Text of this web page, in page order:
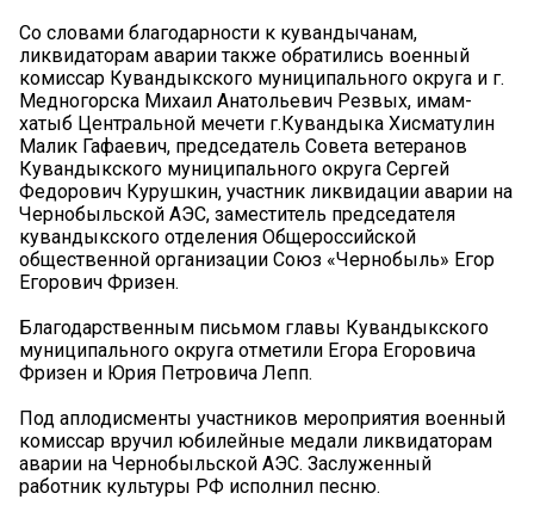
Со словами благодарности к кувандычанам,
ликвидаторам аварии также обратились военный
комиссар Кувандыкского муниципального округа и г.
Медногорска Михаил Анатольевич Резвых, имам-
хатыб Центральной мечети г.Кувандыка Хисматулин
Малик Гафаевич, председатель Совета ветеранов
Кувандыкского муниципального округа Сергей
Федорович Курушкин, участник ликвидации аварии на
Чернобыльской АЭС, заместитель председателя
кувандыкского отделения Общероссийской
общественной организации Союз «Чернобыль» Егор
Егорович Фризен.
Благодарственным письмом главы Кувандыкского
муниципального округа отметили Егора Егоровича
Фризен и Юрия Петровича Лепп.
Под аплодисменты участников мероприятия военный
комиссар вручил юбилейные медали ликвидаторам
аварии на Чернобыльской АЭС. Заслуженный
работник культуры РФ исполнил песню.